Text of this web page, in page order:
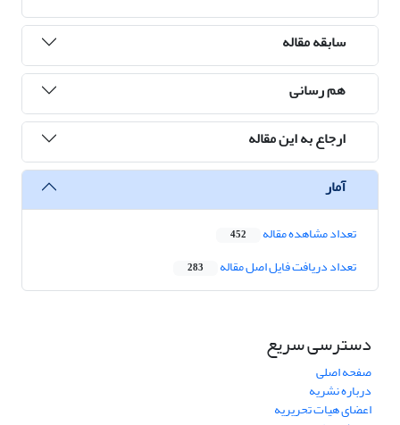
سابقه مقاله
هم رسانی
ارجاع به این مقاله
آمار
تعداد مشاهده مقاله 452
تعداد دریافت فایل اصل مقاله 283
دسترسی سریع
صفحه اصلی
درباره نشریه
اعضای هیات تحریریه